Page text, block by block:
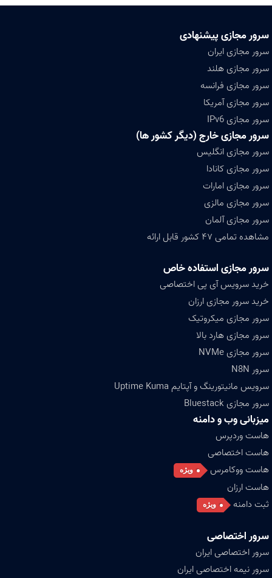
سرور مجازی پیشنهادی
سرور مجازی ایران
سرور مجازی هلند
سرور مجازی فرانسه
سرور مجازی آمریکا
سرور مجازی IPv6
سرور مجازی خارج (دیگر کشور ها)
سرور مجازی انگلیس
سرور مجازی کانادا
سرور مجازی امارات
سرور مجازی مالزی
سرور مجازی آلمان
مشاهده تمامی ۴۷ کشور قابل ارائه
سرور مجازی استفاده خاص
خرید سرویس آی پی اختصاصی
خرید سرور مجازی ارزان
سرور مجازی میکروتیک
سرور مجازی هارد بالا
سرور مجازی NVMe
سرور N8N
سرویس مانیتورینگ و آپتایم Uptime Kuma
سرور مجازی Bluestack
میزبانی وب و دامنه
هاست وردپرس
هاست اختصاصی
هاست ووکامرس
ویژه
هاست ارزان
ثبت دامنه
ویژه
سرور اختصاصی
سرور اختصاصی ایران
سرور نیمه اختصاصی ایران